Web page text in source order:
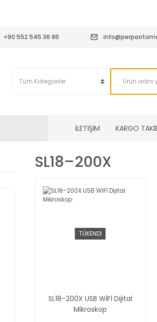
+90 552 545 36 86
İLETİŞİM KARGO
SL18–200X
TÜKENDİ
SL18–200X USB WİFİ Dijital
Mikroskop